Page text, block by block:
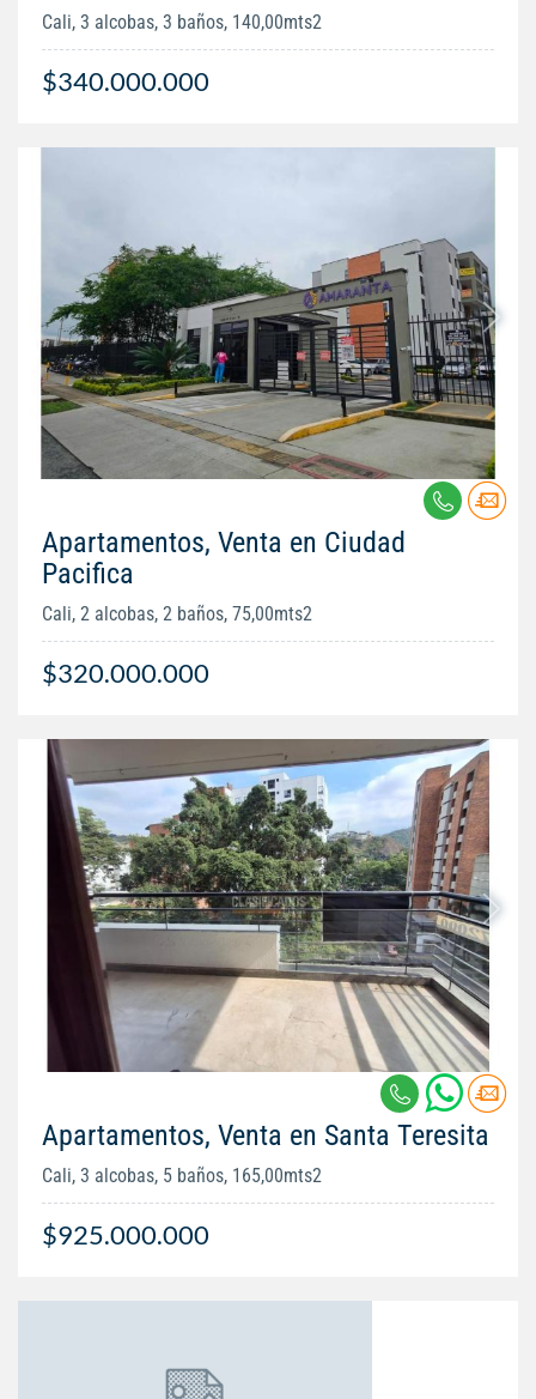
Cali, 3 alcobas, 3 baños, 140,00mts2
$340.000.000
Apartamentos, Venta en Ciudad
Pacifica
Cali, 2 alcobas, 2 baños, 75,00mts2
$320.000.000
Apartamentos, Venta en Santa Teresita
Cali, 3 alcobas, 5 baños, 165,00mts2
$925.000.000